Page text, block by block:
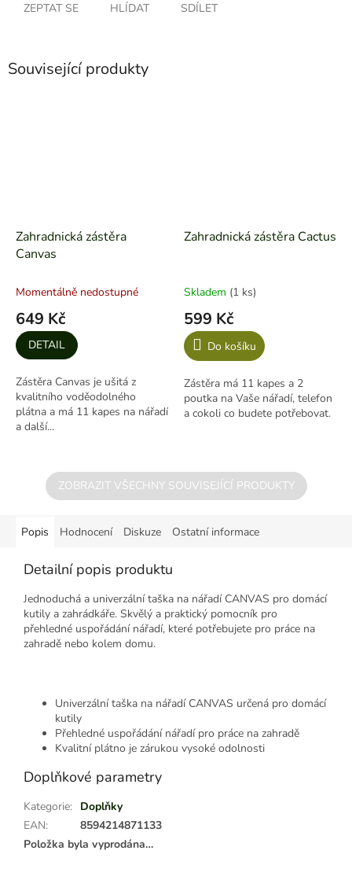
ZEPTAT SE HLÍDAT SDÍLET
Související produkty
Zahradnická zástěra
Canvas
Momentálně nedostupné
649 Kč
DETAIL
Zástěra Canvas je ušitá z
kvalitního voděodolného
plátna a má 11 kapes na nářadí
a další...
Zahradnická zástěra Cactus
Skladem (1 ks)
599 Kč
Do košíku
Zástěra má 11 kapes a 2
poutka na Vaše nářadí, telefon
a cokoli co budete potřebovat.
ZOBRAZIT VŠECHNY SOUVISEJÍCÍ PRODUKTY
Popis Hodnocení Diskuze Ostatní informace
Detailní popis produktu
Jednoduchá a univerzální taška na nářadí CANVAS pro domácí
kutily a zahrádkáře. Skvělý a praktický pomocník pro
přehledné uspořádání nářadí, které potřebujete pro práce na
zahradě nebo kolem domu.
Univerzální taška na nářadí CANVAS určená pro domácí
kutily
Přehledné uspořádání nářadí pro práce na zahradě
Kvalitní plátno je zárukou vysoké odolnosti
Doplňkové parametry
Kategorie: Doplňky
EAN:
8594214871133
Položka byla vyprodána…